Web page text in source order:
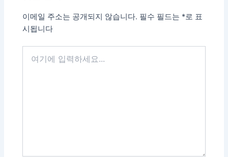
이메일 주소는 공개되지 않습니다. 필수 필드는 *로 표
시됩니다